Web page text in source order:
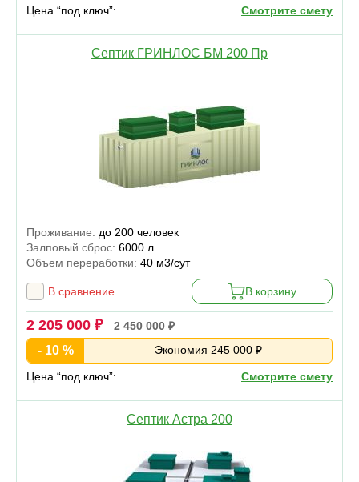
Цена “под ключ”: Смотрите смету
Септик ГРИНЛОС БМ 200 Пр
Проживание: до 200 человек
Залповый сброс: 6000 л
Объем переработки: 40 м3/сут
В сравнение В корзину
2 205 000 ₽ 2 450 000 ₽
- 10 % Экономия 245 000 ₽
Цена “под ключ”: Смотрите смету
Септик Астра 200